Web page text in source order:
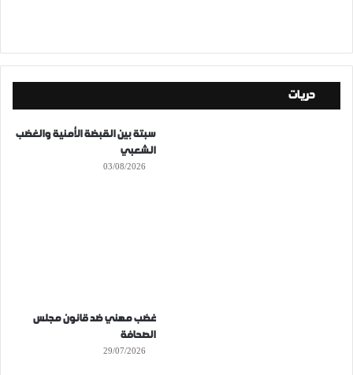
حريات
سبتة بين القبضة الأمنية والغضب
الشعبي
03/08/2026
غضب مهني ضد قانون مجلس
الصحافة
29/07/2026